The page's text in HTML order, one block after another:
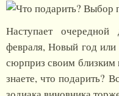
Наступает
февраля, Новый год или
сюрприз своим
знаете, что подарить?